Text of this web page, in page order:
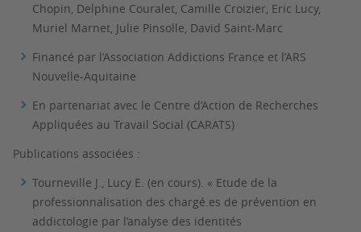
Chopin, Delphine Couralet, Camille Croizier, Eric Lucy,
Muriel Marnet, Julie Pinsolle, David Saint-Marc
Financé par l’Association Addictions France et l’ARS
Nouvelle-Aquitaine
En partenariat avec le Centre d’Action de Recherches
Appliquées au Travail Social (CARATS)
Publications associées :
Tourneville J., Lucy E. (en cours). « Etude de la
professionnalisation des chargé.es de prévention en
addictologie par l’analyse des identités